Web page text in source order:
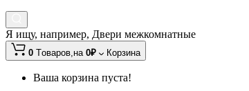
Я ищу, например, Двери межкомнатные
0 Tоваров,на 0₽ Корзина
Ваша корзина пуста!